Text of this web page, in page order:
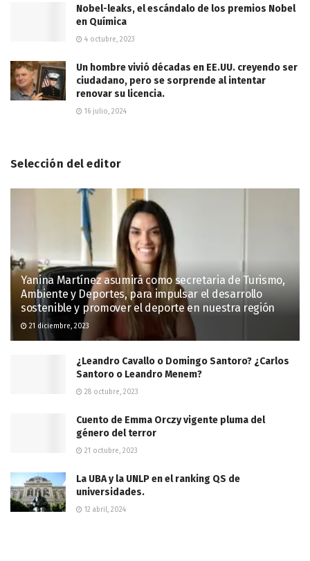
Nobel-leaks, el escándalo de los premios Nobel
en Química
4 octubre, 2023
Un hombre vivió décadas en EE.UU. creyendo ser
ciudadano, pero se sorprende al intentar
renovar su licencia.
16 julio, 2024
Selección del editor
Yanina Martínez asumirá como secretaria de Turismo,
Ambiente y Deportes, para impulsar el desarrollo
sostenible y promover el deporte en nuestra región
21 diciembre, 2023
¿Leandro Cavallo o Domingo Santoro? ¿Carlos
Santoro o Leandro Menem?
28 octubre, 2023
Cuento de Emma Orczy vigente pluma del
género del terror
21 octubre, 2023
La UBA y la UNLP en el ranking QS de
universidades.
12 abril, 2024